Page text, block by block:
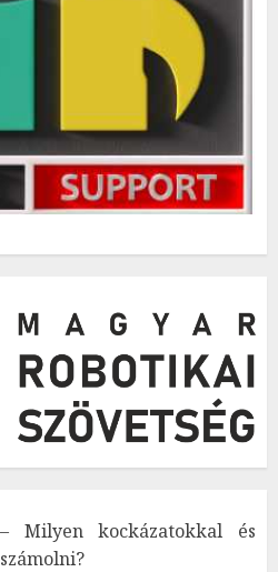
Milyen kockázatokkal és